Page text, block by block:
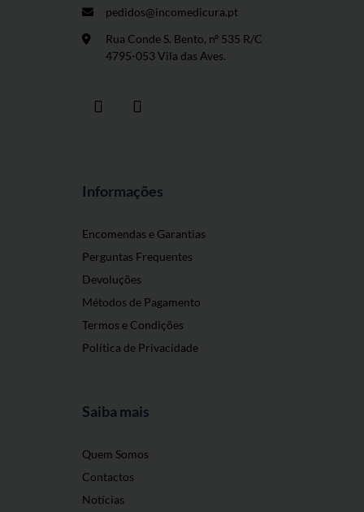
pedidos@incomedicura.pt
Rua Conde S. Bento, nº 535 R/C
4795-053 Vila das Aves.
Informações
Encomendas e Garantias
Perguntas Frequentes
Devoluções
Métodos de Pagamento
Termos e Condições
Política de Privacidade
Saiba mais
Quem Somos
Contactos
Notícias